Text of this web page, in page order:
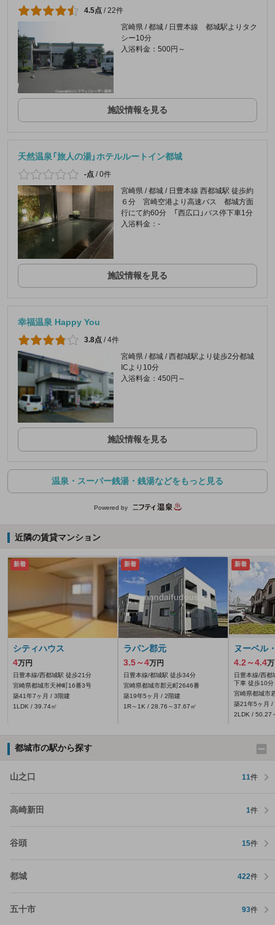
4.5点 /22件
宮崎県 / 都城 / 日豊本線 都城駅よりタク
シー10分
入浴料金：500円～
施設情報を見る
天然温泉「旅人の湯」ホテルルートイン都城
-点 /0件
宮崎県 / 都城 / 日豊本線 西都城駅 徒歩約
６分 宮崎空港より高速バス 都城方面
行にて約60分 「西広口」バス停下車1分
入浴料金：-
施設情報を見る
幸福温泉 Happy You
3.8点 /4件
宮崎県 / 都城 / 西都城駅より徒歩2分都城
ICより10分
入浴料金：450円～
施設情報を見る
温泉・スーパー銭湯・銭湯などをもっと見る
Powered by
近隣の賃貸マンション
新着
シティハウス
4万円
日豊本線/西都城駅 徒歩21分
宮崎県都城市天神町16番3号
築41年7ヶ月 / 3階建
1LDK / 39.74㎡
新着
ラパン郡元
3.5～4万円
日豊本線/都城駅 徒歩34分
宮崎県都城市郡元町2646番
築19年5ヶ月 / 2階建
1R～1K / 28.76～37.67㎡
新着
ヌーベル
4.2～4.4
日豊本線/西都
下車 徒歩10分
宮崎県都城市
築21年5ヶ月 /
2LDK / 50.27
都城市の駅から探す
山之口 11件
高崎新田 1件
谷頭 15件
都城 422件
五十市 93件